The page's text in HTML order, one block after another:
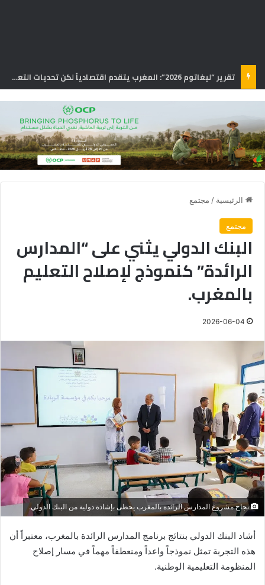
تقرير “ليغاتوم 2026”: المغرب يتقدم اقتصادياً لكن تحديات التعليم والصحة تعرقل الازدهار
الرئيسية / مجتمع
مجتمع
البنك الدولي يثني على “المدارس
الرائدة” كنموذج لإصلاح التعليم
بالمغرب.
2026-06-04
نجاح مشروع المدارس الرائدة بالمغرب يحظى بإشادة دولية من البنك الدولي.
أشاد البنك الدولي بنتائج برنامج المدارس الرائدة بالمغرب، معتبراً أن
هذه التجربة تمثل نموذجاً واعداً ومنعطفاً مهماً في مسار إصلاح
المنظومة التعليمية الوطنية.